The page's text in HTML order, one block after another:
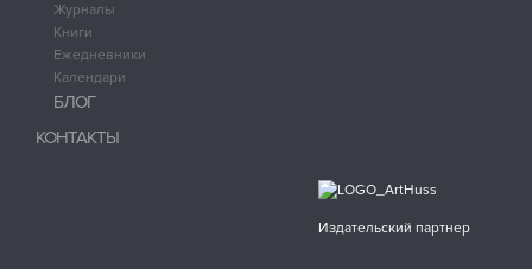
Журналы
Книги
Ежедневники
Календари
БЛОГ
КОНТАКТЫ
Издательский партнер